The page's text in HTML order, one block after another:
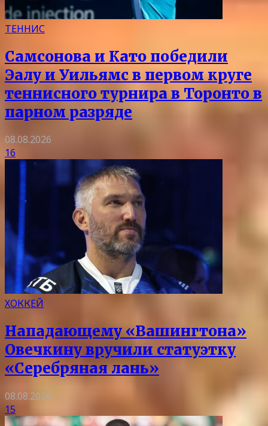
ТЕННИС
Самсонова и Като победили
Эалу и Уильямс в первом круге
теннисного турнира в Торонто в
парном разряде
08.08.2026
16
ХОККЕЙ
Нападающему «Вашингтона»
Овечкину вручили статуэтку
«Серебряная лань»
08.08.2026
15